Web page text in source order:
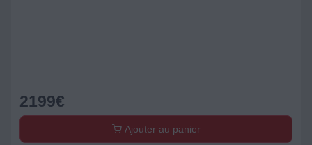
2199€
Ajouter au panier